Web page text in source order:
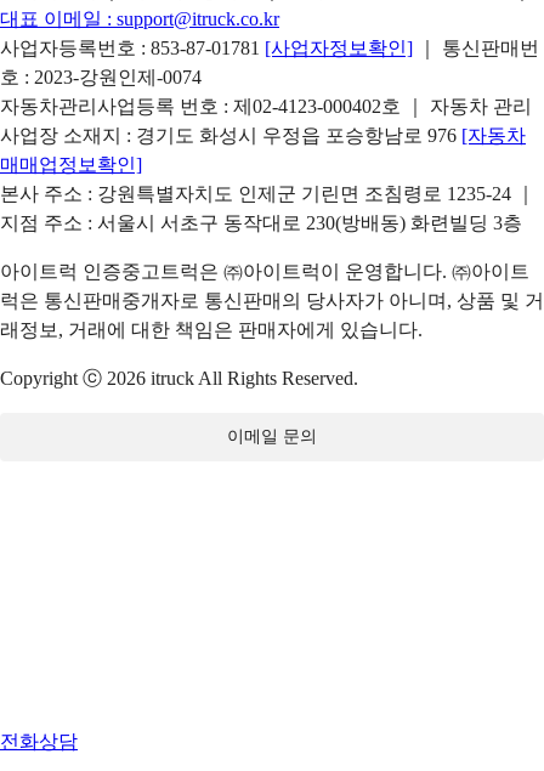
대표 이메일 : support@itruck.co.kr
사업자등록번호 : 853-87-01781 [사업자정보확인]
｜ 통신판매번
호 : 2023-강원인제-0074
자동차관리사업등록 번호 : 제02-4123-000402호 ｜ 자동차 관리
사업장 소재지 : 경기도 화성시 우정읍 포승항남로 976 [자동차
매매업정보확인]
본사 주소 : 강원특별자치도 인제군 기린면 조침령로 1235-24 ｜
지점 주소 : 서울시 서초구 동작대로 230(방배동) 화련빌딩 3층
아이트럭 인증중고트럭은 ㈜아이트럭이 운영합니다. ㈜아이트
럭은 통신판매중개자로 통신판매의 당사자가 아니며, 상품 및 거
래정보, 거래에 대한 책임은 판매자에게 있습니다.
Copyright ⓒ 2026 itruck All Rights Reserved.
이메일 문의
전화상담